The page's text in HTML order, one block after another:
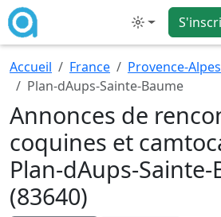
Mode
Accueil France
Provence-
Plan-dAups-Sainte-Baume
Annonces de
coquines et
Plan-dAups-
(83640)